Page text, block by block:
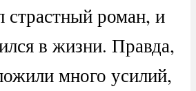
страстный роман, и
в жизни. Правда,
много усилий,